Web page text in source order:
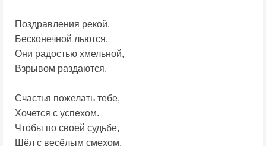
Поздравления рекой,
Бесконечной льются.
Они радостью хмельной,
Взрывом раздаются.
Счастья пожелать тебе,
Хочется с успехом.
Чтобы по своей судьбе,
Шёл с весёлым смехом.